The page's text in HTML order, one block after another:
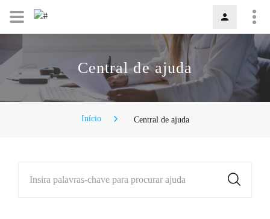
Central de ajuda
Início Central de ajuda
Insira palavras-chave para procurar ajuda